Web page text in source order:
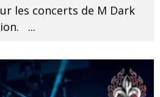
les concerts de M Dark
...